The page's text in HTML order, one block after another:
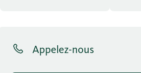
Appelez-nous